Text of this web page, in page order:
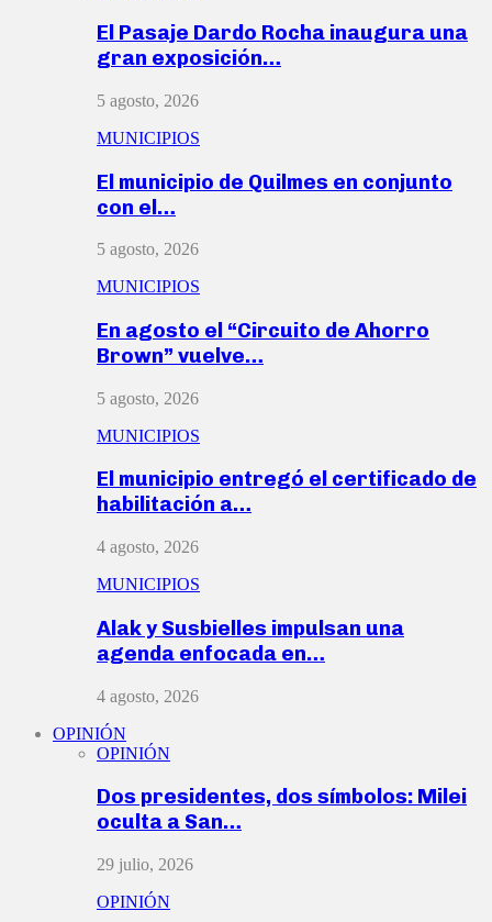
El Pasaje Dardo Rocha inaugura una
gran exposición…
5 agosto, 2026
MUNICIPIOS
El municipio de Quilmes en conjunto
con el…
5 agosto, 2026
MUNICIPIOS
En agosto el “Circuito de Ahorro
Brown” vuelve…
5 agosto, 2026
MUNICIPIOS
El municipio entregó el certificado de
habilitación a…
4 agosto, 2026
MUNICIPIOS
Alak y Susbielles impulsan una
agenda enfocada en…
4 agosto, 2026
OPINIÓN
OPINIÓN
Dos presidentes, dos símbolos: Milei
oculta a San…
29 julio, 2026
OPINIÓN